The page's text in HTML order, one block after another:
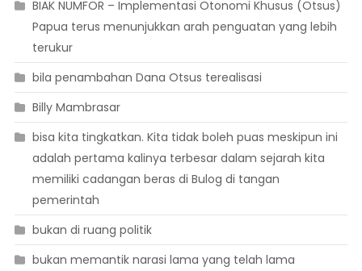
BIAK NUMFOR – Implementasi Otonomi Khusus (Otsus)
Papua terus menunjukkan arah penguatan yang lebih
terukur
bila penambahan Dana Otsus terealisasi
Billy Mambrasar
bisa kita tingkatkan. Kita tidak boleh puas meskipun ini
adalah pertama kalinya terbesar dalam sejarah kita
memiliki cadangan beras di Bulog di tangan
pemerintah
bukan di ruang politik
bukan memantik narasi lama yang telah lama